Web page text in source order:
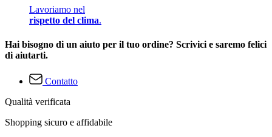
Lavoriamo nel
rispetto del clima.
Hai bisogno di un aiuto per il tuo ordine? Scrivici e saremo felici
di aiutarti.
Contatto
Qualità verificata
Shopping sicuro e affidabile